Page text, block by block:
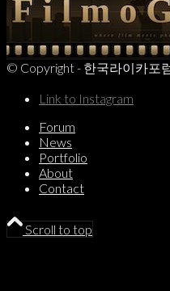
© Copyright - 한국라이카포
Link to Instagram
Forum
News
Portfolio
About
Contact
Scroll to top